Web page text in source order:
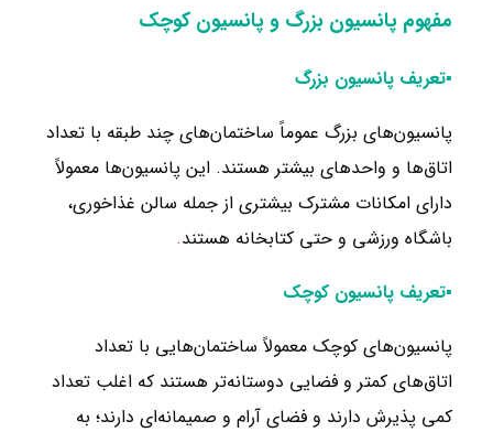
مفهوم پانسیون بزرگ و پانسیون کوچک
▪تعریف پانسیون بزرگ
پانسیون‌های بزرگ عموماً ساختمان‌های چند طبقه با تعداد
اتاق‌ها و واحدهای بیشتر هستند. این پانسیون‌ها معمولاً
دارای امکانات مشترک بیشتری از جمله سالن غذاخوری،
باشگاه ورزشی و حتی کتابخانه هستند.
▪تعریف پانسیون کوچک
پانسیون‌های کوچک معمولاً ساختمان‌هایی با تعداد
اتاق‌های کمتر و فضایی دوستانه‌تر هستند که اغلب تعداد
کمی پذیرش دارند و فضای آرام و صمیمانه‌ای دارند؛ به